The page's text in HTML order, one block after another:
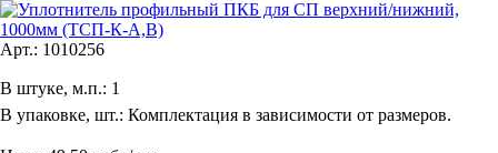
Арт.: 1010256
В штуке, м.п.: 1
В упаковке, шт.: Комплектация в зависимости от размеров.